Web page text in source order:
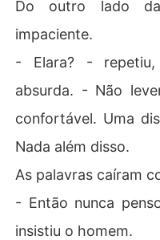
Do outro lado
impaciente.
- Elara? -
absurda. - Não
confortável. Uma
Nada além disso.
As palavras caíram
- Então nunca
insistiu o homem.